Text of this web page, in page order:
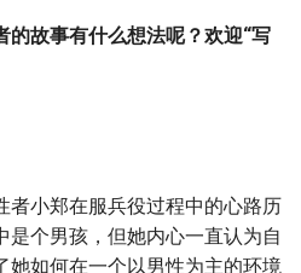
的故事有什么想法呢？欢迎“写
者小郑在服兵役过程中的心路历
是个男孩，但她内心一直认为自
她如何在一个以男性为主的环境